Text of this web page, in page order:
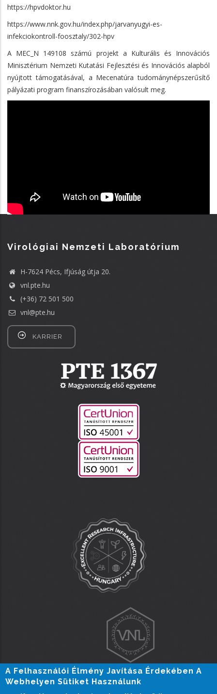
https://hpvdoktor.hu
https://www.nnk.gov.hu/index.php/jarvanyugyi-es-
infekciokontroll-foosztaly/302-hpv
A MEC_N 149108 számú projekt a Kulturális és Innovációs
Minisztérium Nemzeti Kutatási Fejlesztési és Innovációs alapból
nyújtott támogatásával, a Mecenatúra tudománynépszerűsítő
pályázati program finanszírozásában valósult meg.
Virológiai Nemzeti Laboratórium
H-7624 Pécs, Ifjúság útja 20.
vnl.pte.hu
(+36) 72 501 500
vnl@pte.hu
KARRIER
A Felhasználói Élmény Javítása Érdekében A
Webhelyen Sütiket Használunk